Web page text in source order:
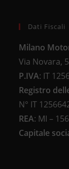
Dati Fiscali
Milano
Via Novara,
P.IVA: IT
Registro
N° IT
REA: MI –
Capitale